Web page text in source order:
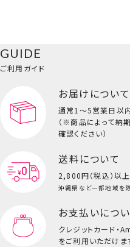
GUIDE
ご利用ガイド
お届けについて
通常1～5営業日以
（※商品によって納
確認ください）
送料について
2,800円（税込）以上
沖縄県など一部地域を
お支払いにつ
クレジットカード・
をご利用いただけま